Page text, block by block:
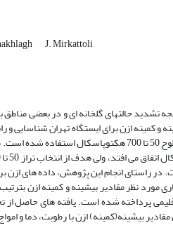
J. Mirkattoli
تشدید حالتهای گلخانه ای و در بعضی
ازن برای ایستگاه تهران شناسایی و
گردد. جهت انجام این کار از مولفه های فشار، رطوبت، دما، موج بلند و
مورد نظر مقادیر بیشینه و کمینه ازن
پرداخته شده است. یافته های حاصل